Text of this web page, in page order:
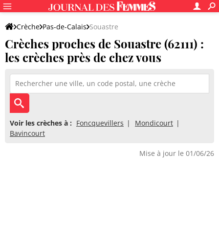
Crèche Pas-de-Calais Souastre
Crèches proches de Souastre (62111) :
les crèches près de chez vous
Voir les crèches à : Foncquevillers
Mondicourt
Bavincourt
Mise à jour le 01/06/26